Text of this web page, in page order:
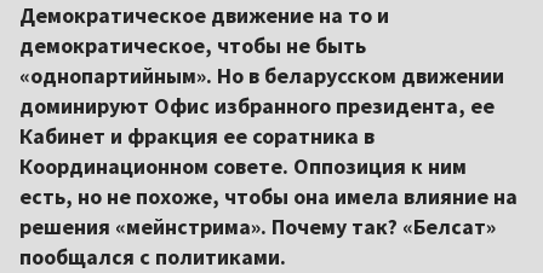
Демократическое движение на то и
демократическое, чтобы не быть
«однопартийным». Но в беларусском движении
доминируют Офис избранного президента, ее
Кабинет и фракция ее соратника в
Координационном совете. Оппозиция к ним
есть, но не похоже, чтобы она имела влияние на
решения «мейнстрима». Почему так? «Белсат»
пообщался с политиками.